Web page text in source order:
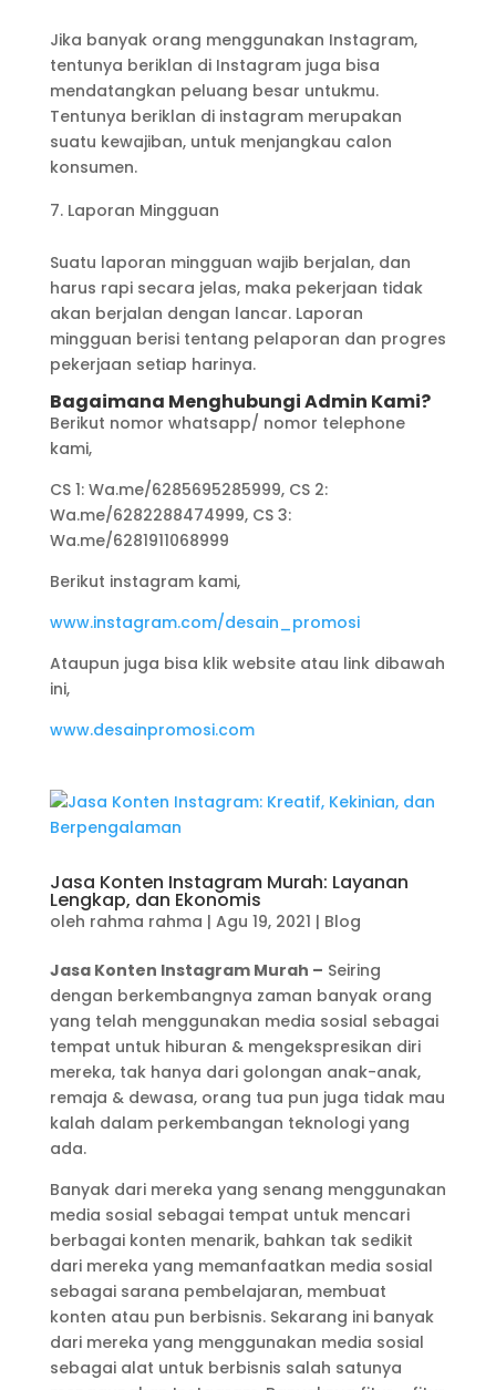
Jika banyak orang menggunakan Instagram,
tentunya beriklan di Instagram juga bisa
mendatangkan peluang besar untukmu.
Tentunya beriklan di instagram merupakan
suatu kewajiban, untuk menjangkau calon
konsumen.
Laporan Mingguan
Suatu laporan mingguan wajib berjalan, dan
harus rapi secara jelas, maka pekerjaan tidak
akan berjalan dengan lancar. Laporan
mingguan berisi tentang pelaporan dan progres
pekerjaan setiap harinya.
Bagaimana Menghubungi Admin Kami?
Berikut nomor whatsapp/ nomor telephone
kami,
CS 1: Wa.me/6285695285999, CS 2:
Wa.me/6282288474999, CS 3:
Wa.me/6281911068999
Berikut instagram kami,
www.instagram.com/desain_promosi
Ataupun juga bisa klik website atau link dibawah
ini,
www.desainpromosi.com
Jasa Konten Instagram Murah: Layanan
Lengkap, dan Ekonomis
oleh rahma rahma | Agu 19, 2021 | Blog
Jasa Konten Instagram Murah – Seiring
dengan berkembangnya zaman banyak orang
yang telah menggunakan media sosial sebagai
tempat untuk hiburan & mengekspresikan diri
mereka, tak hanya dari golongan anak-anak,
remaja & dewasa, orang tua pun juga tidak mau
kalah dalam perkembangan teknologi yang
ada.
Banyak dari mereka yang senang menggunakan
media sosial sebagai tempat untuk mencari
berbagai konten menarik, bahkan tak sedikit
dari mereka yang memanfaatkan media sosial
sebagai sarana pembelajaran, membuat
konten atau pun berbisnis. Sekarang ini banyak
dari mereka yang menggunakan media sosial
sebagai alat untuk berbisnis salah satunya